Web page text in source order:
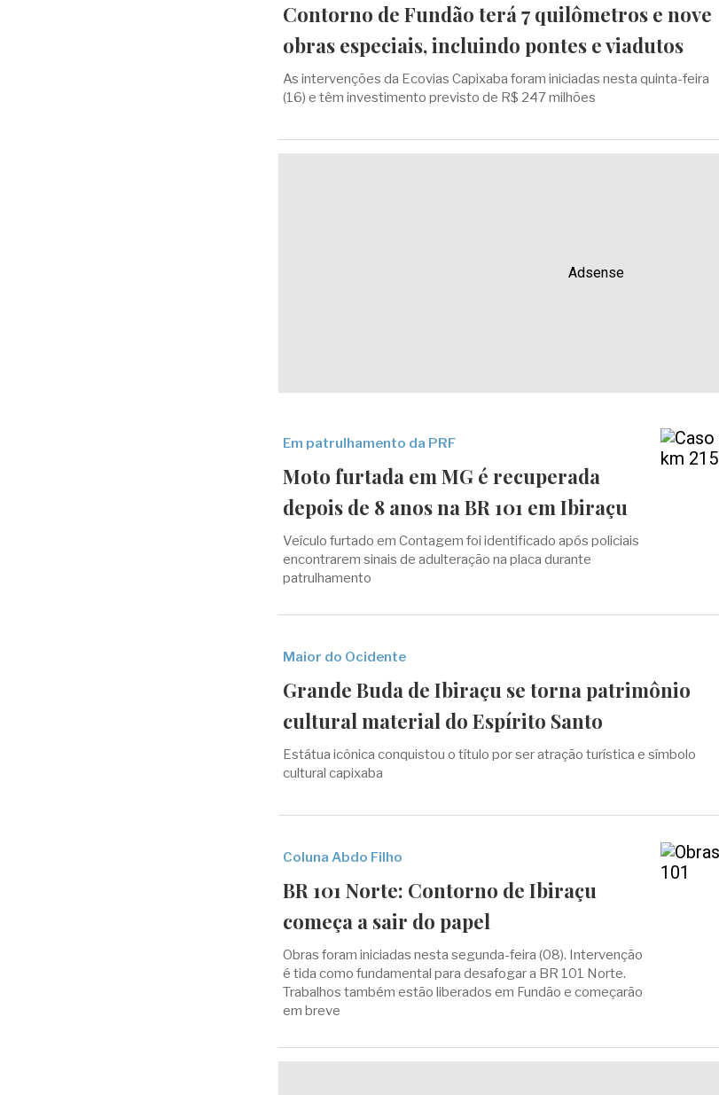
Contorno de Fundão terá 7 quilômetros e nove
obras especiais, incluindo pontes e viadutos
As intervenções da Ecovias Capixaba foram iniciadas nesta quinta-feira
(16) e têm investimento previsto de R$ 247 milhões
Adsense
Em patrulhamento da PRF
Moto furtada em MG é recuperada
depois de 8 anos na BR 101 em Ibiraçu
Veículo furtado em Contagem foi identificado após policiais
encontrarem sinais de adulteração na placa durante
patrulhamento
Maior do Ocidente
Grande Buda de Ibiraçu se torna patrimônio
cultural material do Espírito Santo
Estátua icônica conquistou o título por ser atração turística e símbolo
cultural capixaba
Coluna Abdo Filho
BR 101 Norte: Contorno de Ibiraçu
começa a sair do papel
Obras foram iniciadas nesta segunda-feira (08). Intervenção
é tida como fundamental para desafogar a BR 101 Norte.
Trabalhos também estão liberados em Fundão e começarão
em breve